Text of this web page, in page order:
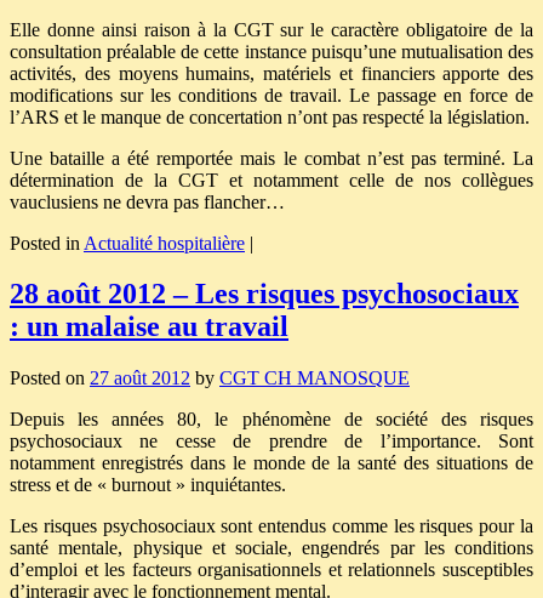
Elle donne ainsi raison à la CGT sur le caractère obligatoire de la
consultation préalable de cette instance puisqu’une mutualisation des
activités, des moyens humains, matériels et financiers apporte des
modifications sur les conditions de travail. Le passage en force de
l’ARS et le manque de concertation n’ont pas respecté la législation.
Une bataille a été remportée mais le combat n’est pas terminé. La
détermination de la CGT et notamment celle de nos collègues
vauclusiens ne devra pas flancher…
Posted in Actualité hospitalière |
28 août 2012 – Les risques psychosociaux
: un malaise au travail
Posted on 27 août 2012 by CGT CH MANOSQUE
Depuis les années 80, le phénomène de société des risques
psychosociaux ne cesse de prendre de l’importance. Sont
notamment enregistrés dans le monde de la santé des situations de
stress et de « burnout » inquiétantes.
Les risques psychosociaux sont entendus comme les risques pour la
santé mentale, physique et sociale, engendrés par les conditions
d’emploi et les facteurs organisationnels et relationnels susceptibles
d’interagir avec le fonctionnement mental.